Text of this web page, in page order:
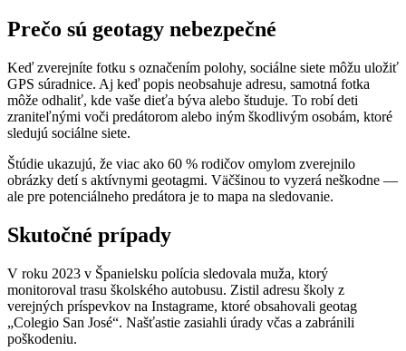
Prečo sú geotagy nebezpečné
Keď zverejníte fotku s označením polohy, sociálne siete môžu uložiť
GPS súradnice. Aj keď popis neobsahuje adresu, samotná fotka
môže odhaliť, kde vaše dieťa býva alebo študuje. To robí deti
zraniteľnými voči predátorom alebo iným škodlivým osobám, ktoré
sledujú sociálne siete.
Štúdie ukazujú, že viac ako 60 % rodičov omylom zverejnilo
obrázky detí s aktívnymi geotagmi. Väčšinou to vyzerá neškodne —
ale pre potenciálneho predátora je to mapa na sledovanie.
Skutočné prípady
V roku 2023 v Španielsku polícia sledovala muža, ktorý
monitoroval trasu školského autobusu. Zistil adresu školy z
verejných príspevkov na Instagrame, ktoré obsahovali geotag
„Colegio San José“. Našťastie zasiahli úrady včas a zabránili
poškodeniu.